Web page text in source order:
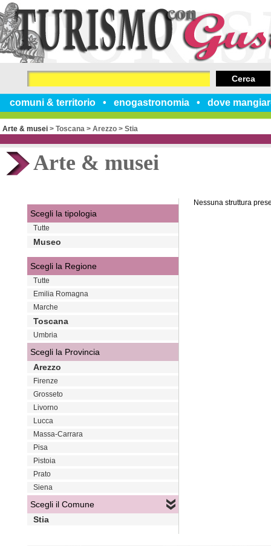
comuni & territorio enogastronomia dove
Cerca
Arte & musei > Toscana > Arezzo > Stia
Arte & musei
Nessuna struttura
Scegli la tipologia
Tutte
Museo
Scegli la Regione
Tutte
Emilia Romagna
Marche
Toscana
Umbria
Scegli la Provincia
Arezzo
Firenze
Grosseto
Livorno
Lucca
Massa-Carrara
Pisa
Pistoia
Prato
Siena
Scegli il Comune
Stia